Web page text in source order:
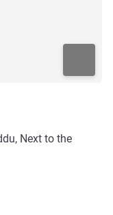
Next to the